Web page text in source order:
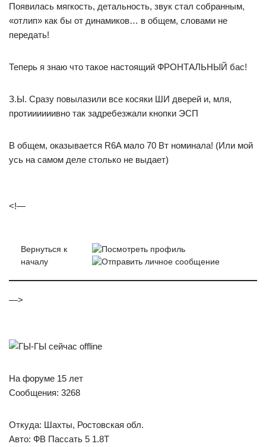
Появилась мягкость, детальность, звук стал собранным,
«отлип» как бы от динамиков… в общем, словами не
передать!
Теперь я знаю что такое настоящий ФРОНТАЛЬНЫЙ бас!
З.Ы. Сразу повылазили все косяки ШИ дверей и, мля,
протиииииивно так задребезжали кнопки ЭСП
В общем, оказывается R6A мало 70 Вт номинала! (Или мой
усь на самом деле столько не выдает)
<!—
Вернуться к
началу
—>
На форуме 15 лет
Сообщения: 3268
Откуда: Шахты, Ростовская обл.
Авто: ФВ Пассать 5 1.8Т